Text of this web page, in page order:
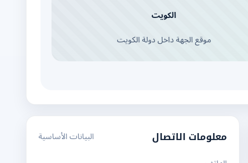
الكويت
موقع الجهة داخل دولة الكويت
معلومات الاتصال
البيانات الأساسية